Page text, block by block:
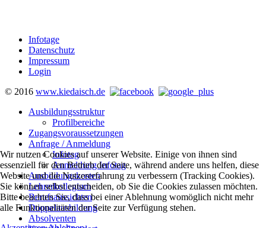
Infotage
Datenschutz
Impressum
Login
© 2016 www.kiedaisch.de
Ausbildungsstruktur
Profilbereiche
Zugangsvoraussetzungen
Anfrage / Anmeldung
Infotag
Anmeldung Infotag
Ausbildungskosten
Lehrerkollegium
Berufsaussichten
Doppelausbildung
Absolventen
Wir nutzen Cookies auf unserer Website. Einige von ihnen sind
essenziell für den Betrieb der Seite, während andere uns helfen, diese
Website und die Nutzererfahrung zu verbessern (Tracking Cookies).
Sie können selbst entscheiden, ob Sie die Cookies zulassen möchten.
Bitte beachten Sie, dass bei einer Ablehnung womöglich nicht mehr
alle Funktionalitäten der Seite zur Verfügung stehen.